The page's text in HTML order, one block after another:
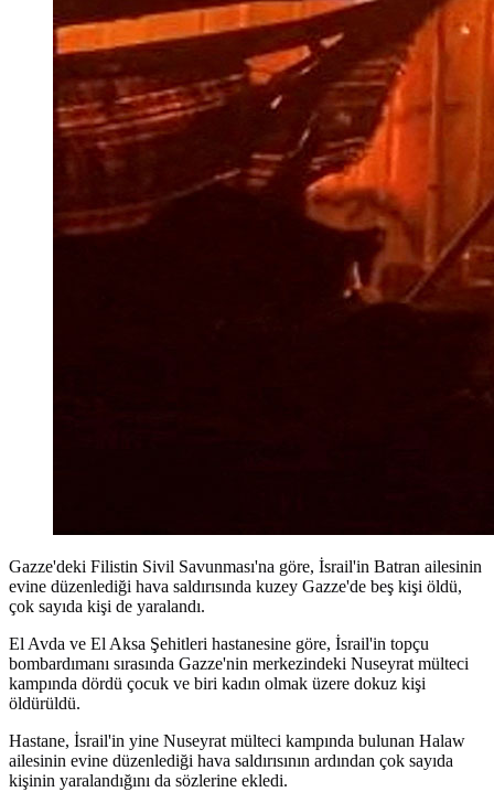
Gazze'deki Filistin Sivil Savunması'na göre, İsrail'in Batran ailesinin
evine düzenlediği hava saldırısında kuzey Gazze'de beş kişi öldü,
çok sayıda kişi de yaralandı.
El Avda ve El Aksa Şehitleri hastanesine göre, İsrail'in topçu
bombardımanı sırasında Gazze'nin merkezindeki Nuseyrat mülteci
kampında dördü çocuk ve biri kadın olmak üzere dokuz kişi
öldürüldü.
Hastane, İsrail'in yine Nuseyrat mülteci kampında bulunan Halaw
ailesinin evine düzenlediği hava saldırısının ardından çok sayıda
kişinin yaralandığını da sözlerine ekledi.